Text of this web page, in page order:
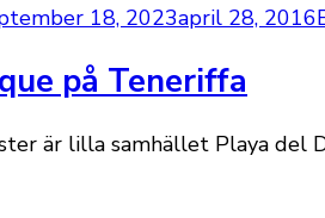
18, 2023april 28, 2016
på Teneriffa
är lilla samhället Playa del